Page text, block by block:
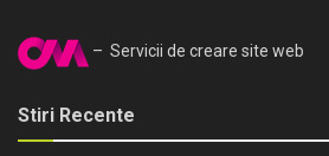
– Servicii de creare site web
Stiri Recente